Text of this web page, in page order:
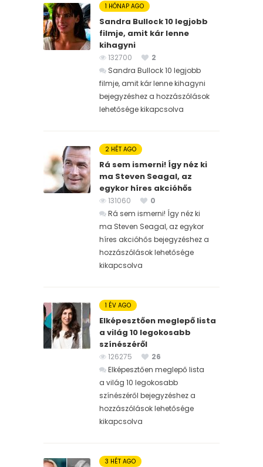
1 HÓNAP AGO
Sandra Bullock 10 legjobb
filmje, amit kár lenne
kihagyni
132700
2
Sandra Bullock 10 legjobb
filmje, amit kár lenne kihagyni
bejegyzéshez a hozzászólások
lehetősége kikapcsolva
2 HÉT AGO
Rá sem ismerni! Így néz ki
ma Steven Seagal, az
egykor híres akcióhős
131060
0
Rá sem ismerni! Így néz ki
ma Steven Seagal, az egykor
híres akcióhős bejegyzéshez a
hozzászólások lehetősége
kikapcsolva
1 ÉV AGO
Elképesztően meglepő lista
a világ 10 legokosabb
színészéről
126275
26
Elképesztően meglepő lista
a világ 10 legokosabb
színészéről bejegyzéshez a
hozzászólások lehetősége
kikapcsolva
3 HÉT AGO